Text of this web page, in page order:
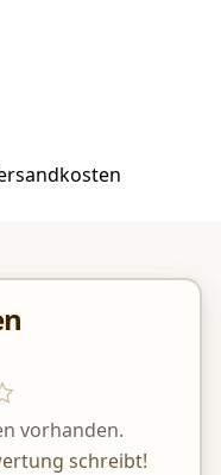
vorhanden.
schreibt!